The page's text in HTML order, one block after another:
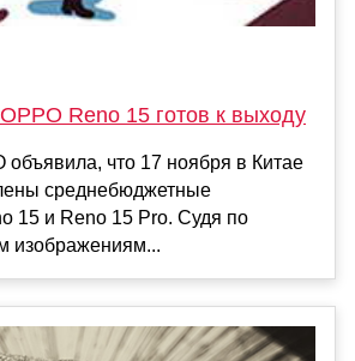
Reno 15 готов к выходу
объявила, что 17 ноября в Китае
среднебюджетные
15 и Reno 15 Pro. Судя по
изображениям...